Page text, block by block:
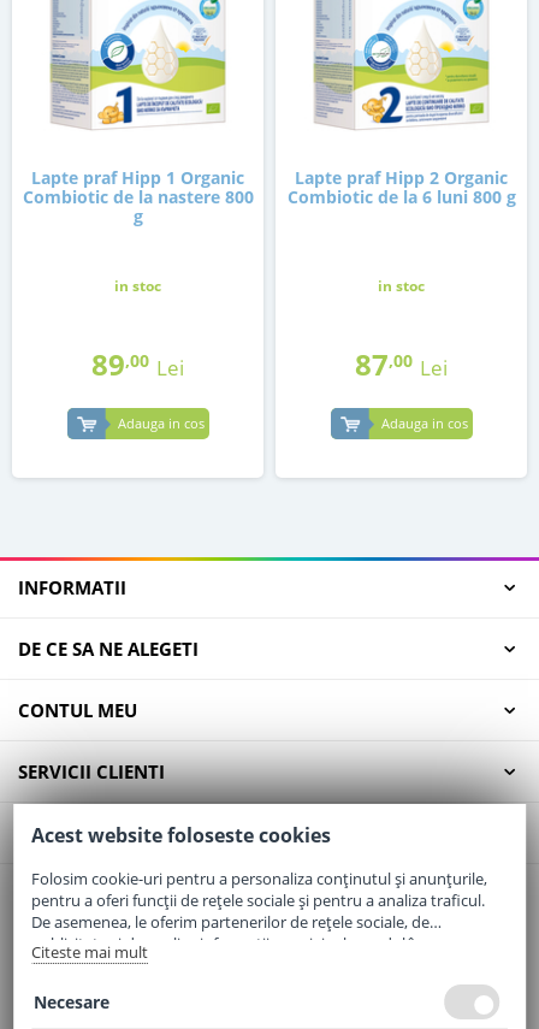
Lapte praf Hipp 1 Organic
Combiotic de la nastere 800
g
in stoc
89,00 Lei
Adauga in cos
Lapte praf Hipp 2 Organic
Combiotic de la 6 luni 800 g
in stoc
87,00 Lei
Adauga in cos
INFORMATII
DE CE SA NE ALEGETI
CONTUL MEU
SERVICII CLIENTI
CONTACT
Email:office@elaptepraf.ro
Telefon:0745-964-449
Adresa:Sos. Borsului, Nr. 20, Oradea, Jud. Bihor
Acest website foloseste cookies
Folosim cookie-uri pentru a personaliza conținutul și anunțurile,
pentru a oferi funcții de rețele sociale și pentru a analiza traficul.
De asemenea, le oferim partenerilor de rețele sociale, de
publicitate și de analize informații cu privire la modul în care
folosiți site-ul nostru. Aceștia le pot combina cu alte informații
Citeste mai mult
Necesare